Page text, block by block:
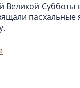
Великой Субботы